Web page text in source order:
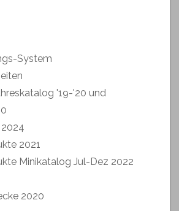
System
'19-'20 und
2021
Minikatalog Jul-Dez 2022
2020